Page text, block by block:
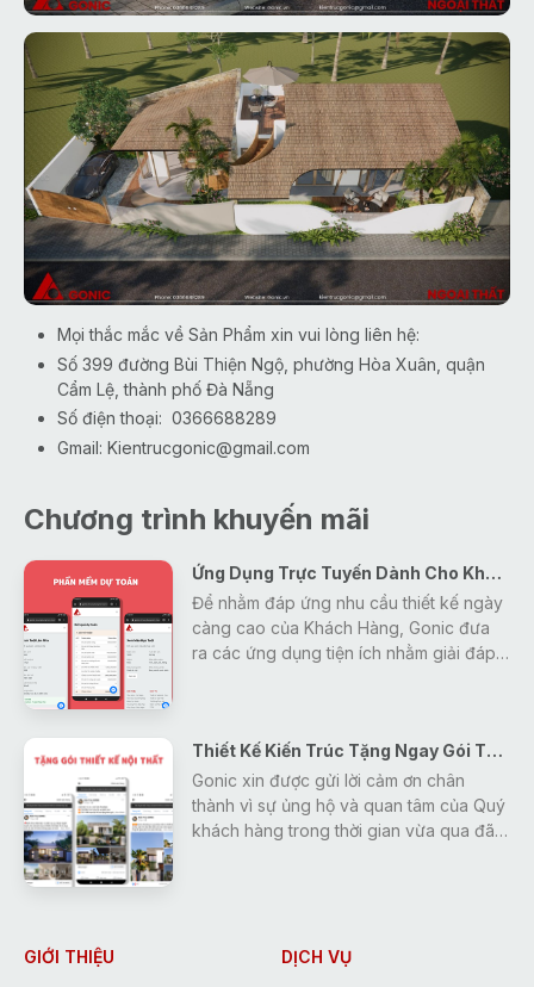
Mọi thắc mắc về Sản Phẩm xin vui lòng liên hệ:
Số 399 đường Bùi Thiện Ngộ, phường Hòa Xuân, quận
Cẩm Lệ, thành phố Đà Nẵng
Số điện thoại: 0366688289
Gmail: Kientrucgonic@gmail.com
Chương trình khuyến mãi
Ứng Dụng Trực Tuyến Dành Cho Khách Hàng
Để nhằm đáp ứng nhu cầu thiết kế ngày
càng cao của Khách Hàng, Gonic đưa
ra các ứng dụng tiện ích nhằm giải đáp
khách hàng.
Thiết Kế Kiến Trúc Tặng Ngay Gói Thiết Kế Nội Thất
Gonic xin được gửi lời cảm ơn chân
thành vì sự ủng hộ và quan tâm của Quý
khách hàng trong thời gian vừa qua đã
nhất trong tháng 5 giúp các Bạn tiết
GIỚI THIỆU DỊCH VỤ